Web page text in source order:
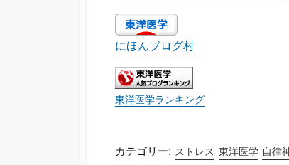
にほんブログ村
東洋医学ランキング
カテゴリー: ストレス 東洋医学 自律